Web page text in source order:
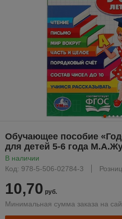
Обучающее пособие
для детей 5-6 года
В наличии
Код: 978-5-506-02784-3
10,70 руб.
Минимальная сумма заказа на